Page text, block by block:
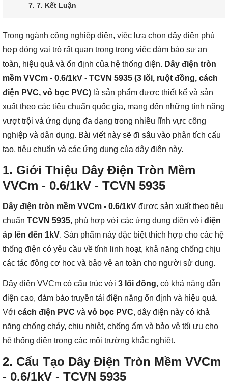
7. 7. Kết Luận
Trong ngành công nghiệp điện, việc lựa chọn dây điện phù
hợp đóng vai trò rất quan trọng trong việc đảm bảo sự an
toàn, hiệu quả và ổn định của hệ thống điện. Dây điện tròn
mềm VVCm - 0.6/1kV - TCVN 5935 (3 lõi, ruột đồng, cách
điện PVC, vỏ bọc PVC) là sản phẩm được thiết kế và sản
xuất theo các tiêu chuẩn quốc gia, mang đến những tính năng
vượt trội và ứng dụng đa dạng trong nhiều lĩnh vực công
nghiệp và dân dụng. Bài viết này sẽ đi sâu vào phân tích cấu
tạo, tiêu chuẩn và các ứng dụng của dây điện này.
1. Giới Thiệu Dây Điện Tròn Mềm
VVCm - 0.6/1kV - TCVN 5935
Dây điện tròn mềm VVCm - 0.6/1kV được sản xuất theo tiêu
chuẩn TCVN 5935, phù hợp với các ứng dụng điện với điện
áp lên đến 1kV. Sản phẩm này đặc biệt thích hợp cho các hệ
thống điện có yêu cầu về tính linh hoạt, khả năng chống chịu
các tác động cơ học và bảo vệ an toàn cho người sử dụng.
Dây điện VVCm có cấu trúc với 3 lõi đồng, có khả năng dẫn
điện cao, đảm bảo truyền tải điện năng ổn định và hiệu quả.
Với cách điện PVC và vỏ bọc PVC, dây điện này có khả
năng chống cháy, chịu nhiệt, chống ẩm và bảo vệ tối ưu cho
hệ thống điện trong các môi trường khắc nghiệt.
2. Cấu Tạo Dây Điện Tròn Mềm VVCm
- 0.6/1kV - TCVN 5935